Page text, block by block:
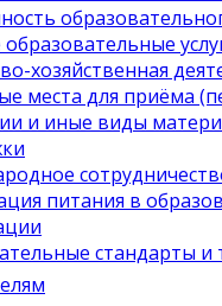
хозяйственная
места для приёма
и иные виды
питания в
стандарты и